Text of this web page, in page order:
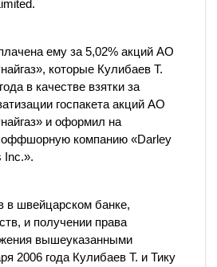
ему за 5,02% акций АО
которые Кулибаев Т.
в качестве взятки за
госпакета акций АО
и оформил на
оффшорную компанию «Darley
Inc.».
в швейцарском банке,
и получении права
вышеуказанными
2006 года Кулибаев Т. и Тику